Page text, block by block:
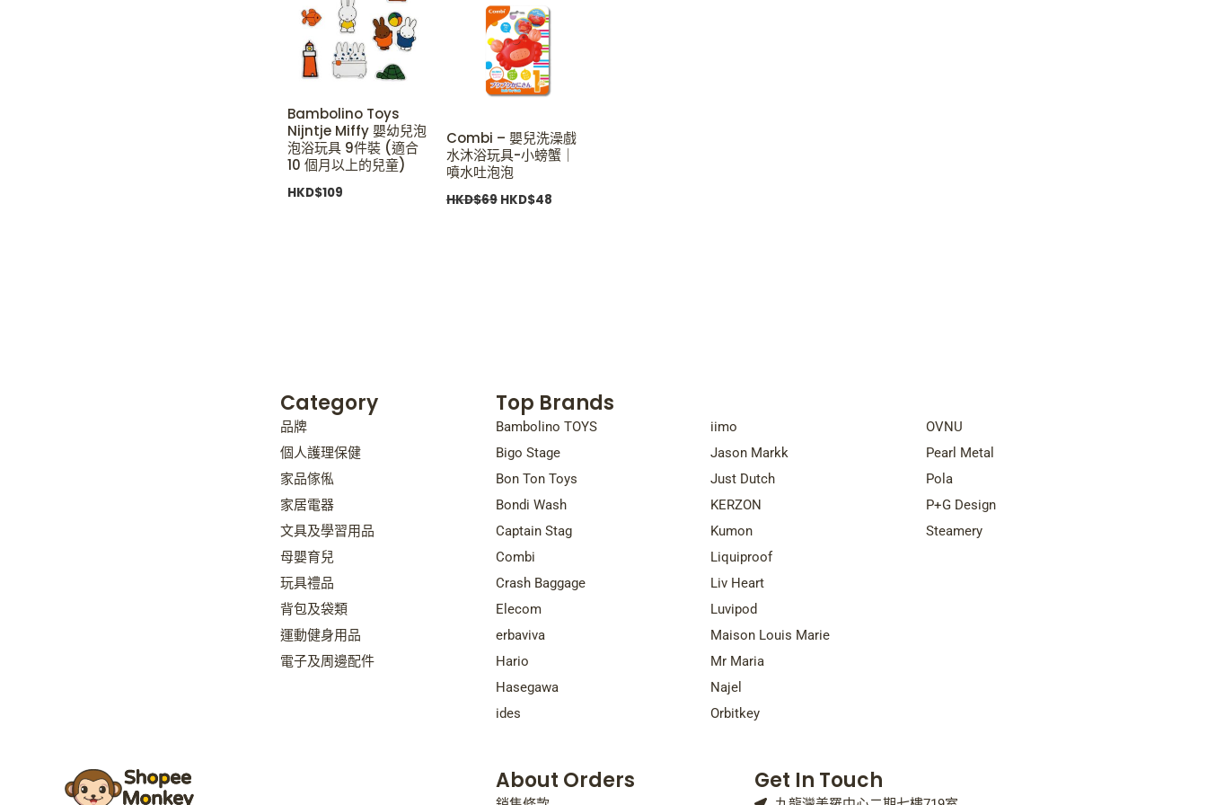
Bambolino Toys
Nijntje Miffy 嬰幼兒泡
泡浴玩具 9件裝 (適合
10 個月以上的兒童)
HKD$109
Combi – 嬰兒洗澡戲
水沐浴玩具-小螃蟹｜
噴水吐泡泡
HKD$69
HKD$69.
HKD$48
OVNU
Pearl Metal
Pola
P+G Design
Steamery
iimo
Jason Markk
Just Dutch
KERZON
Kumon
Liquiproof
Liv Heart
Luvipod
Maison Louis Marie
Mr Maria
Najel
Orbitkey
Top Brands
Bambolino TOYS
Bigo Stage
Bon Ton Toys
Bondi Wash
Captain Stag
Combi
Crash Baggage
Elecom
erbaviva
Hario
Hasegawa
ides
Category
品牌
個人護理保健
家品傢俬
家居電器
文具及學習用品
母嬰育兒
玩具禮品
背包及袋類
運動健身用品
電子及周邊配件
About Orders Get In Touch